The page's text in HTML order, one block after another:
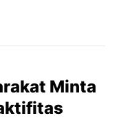
Minta